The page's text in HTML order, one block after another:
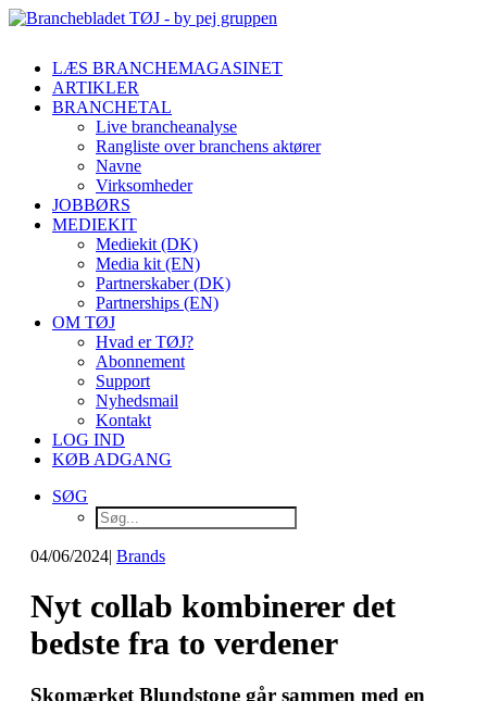
LÆS BRANCHEMAGASINET
ARTIKLER
BRANCHETAL
Live brancheanalyse
Rangliste over branchens aktører
Navne
Virksomheder
JOBBØRS
MEDIEKIT
Mediekit (DK)
Media kit (EN)
Partnerskaber (DK)
Partnerships (EN)
OM TØJ
Hvad er TØJ?
Abonnement
Support
Nyhedsmail
Kontakt
LOG IND
KØB ADGANG
SØG
04/06/2024| Brands
Nyt collab kombinerer det
bedste fra to verdener
Skomærket Blundstone går sammen med en